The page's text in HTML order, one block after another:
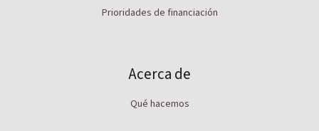
Prioridades de financiación
Acerca de
Qué hacemos